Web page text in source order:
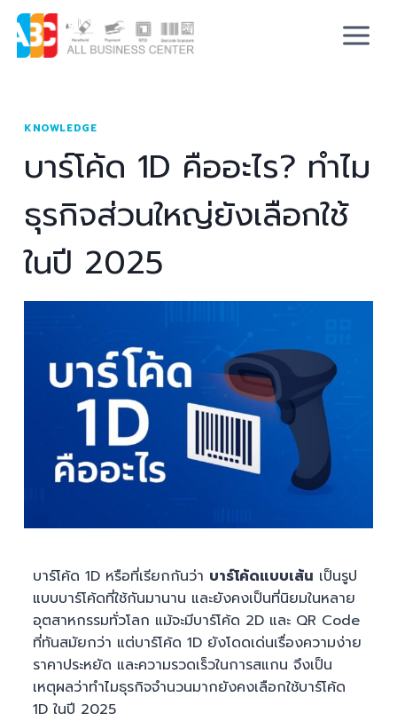
KNOWLEDGE
บาร์โค้ด 1D คืออะไร? ทำไม
ธุรกิจส่วนใหญ่ยังเลือกใช้
ในปี 2025
บาร์โค้ด 1D หรือที่เรียกกันว่า บาร์โค้ดแบบเส้น เป็นรูป
แบบบาร์โค้ดที่ใช้กันมานาน และยังคงเป็นที่นิยมในหลาย
อุตสาหกรรมทั่วโลก แม้จะมีบาร์โค้ด 2D และ QR Code
ที่ทันสมัยกว่า แต่บาร์โค้ด 1D ยังโดดเด่นเรื่องความง่าย
ราคาประหยัด และความรวดเร็วในการสแกน จึงเป็น
เหตุผลว่าทำไมธุรกิจจำนวนมากยังคงเลือกใช้บาร์โค้ด
1D ในปี 2025